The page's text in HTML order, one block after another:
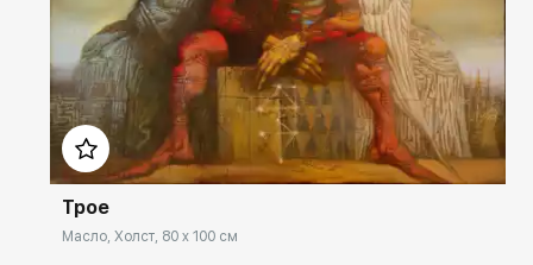
Домен: rakovgallery.ru
Трое
Масло, Холст, 80 x 100 см